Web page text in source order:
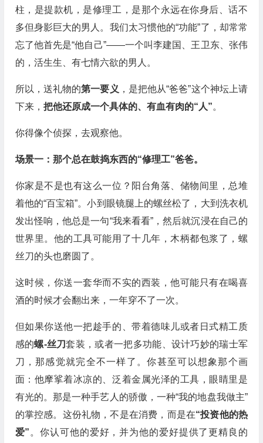
柱，是提款机，是修理工，是那个永远在你身后、话不
多但身影巨大的男人。我们太习惯他的“功能”了，却常常
忘了他首先是“他自己”——一个叫李建国、王卫东、张伟
的，活生生、有七情六欲的男人。
所以，送礼物的第一要义 ，是把他从“爸爸”这个神坛上请
下来， 把他还原成一个具体的、有血有肉的“人”。
你得像个侦探，去观察他。
场景一：那个总在鼓捣东西的“修理工”爸爸。
你家是不是也有这么一位？阳台角落、储物间里，总堆
着他的“百宝箱”。小到眼镜腿上的螺丝松了，大到洗衣机
发出怪响，他总是一句“我来看看”，然后就沉浸在自己的
世界里。他的工具可能用了十几年，木柄都包浆了，螺
丝刀的头也磨圆了。
这时候，你送一套华而不实的西装，他可能只有在喝喜
酒的时候才会翻出来，一年穿不了一次。
但如果你送他一把趁手的、带着德味儿或者日式精工质
感的螺-丝刀套装，或者一把多功能、设计巧妙的瑞士军
刀，那感觉就完全不一样了。你甚至可以想象那个画
面：他摩挲着冰凉的、泛着金属光泽的工具，眼睛里是
有光的。那是一种手艺人的骄傲，一种“我的地盘我做主”
的掌控感。这份礼物，不是在消费，而是在“投资他的热
爱” 。你认可他的爱好，并为他的爱好提供了更精良的